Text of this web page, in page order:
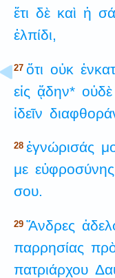
ἔτι δὲ καὶ ἡ
ἐλπίδι,
27 ὅτι οὐκ
εἰς ᾅδην* οὐδὲ
ἰδεῖν
28 ἐγνώρισάς
με εὐφροσύνης
σου.
29 Ἄνδρες
παρρησίας
πατριάρχου